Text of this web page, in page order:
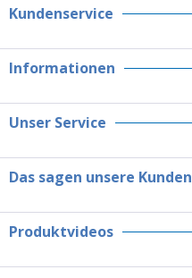
Kundenservice
Informationen
Unser Service
Das sagen unsere Kunden
Produktvideos